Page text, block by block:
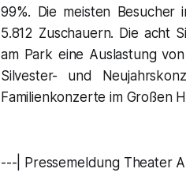
99%. Die meisten Besucher
5.812 Zuschauern. Die acht
am Park eine Auslastung
Silvester- und
Familienkonzerte im Großen
---| Pressemeldung Theater